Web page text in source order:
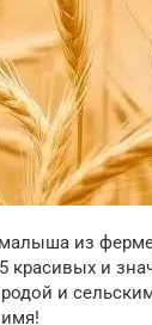
из
красивых и
и